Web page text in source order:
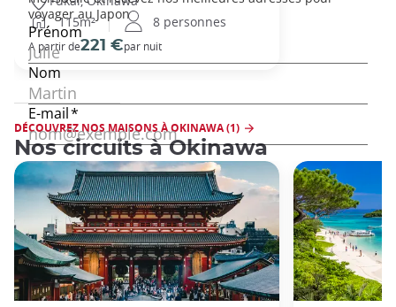
115m²
8 personnes
A partir de221 €par nuit
DÉCOUVREZ NOS MAISONS À OKINAWA (1)
Nos circuits à Okinawa